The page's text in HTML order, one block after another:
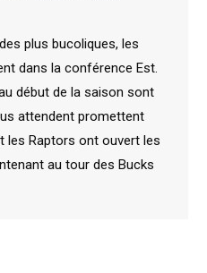
plus bucoliques, les
dans la conférence Est.
début de la saison sont
attendent promettent
les Raptors ont ouvert les
au tour des Bucks